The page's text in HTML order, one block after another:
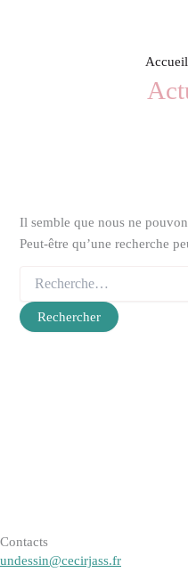
Accueil
Il semble que nous ne
Peut-être qu’une recherche
Contacts
undessin@cecirjass.fr